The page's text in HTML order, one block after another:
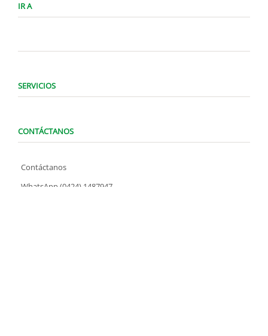
IR A
SERVICIOS
CONTÁCTANOS
Contáctanos
WhatsApp (0424) 1487947